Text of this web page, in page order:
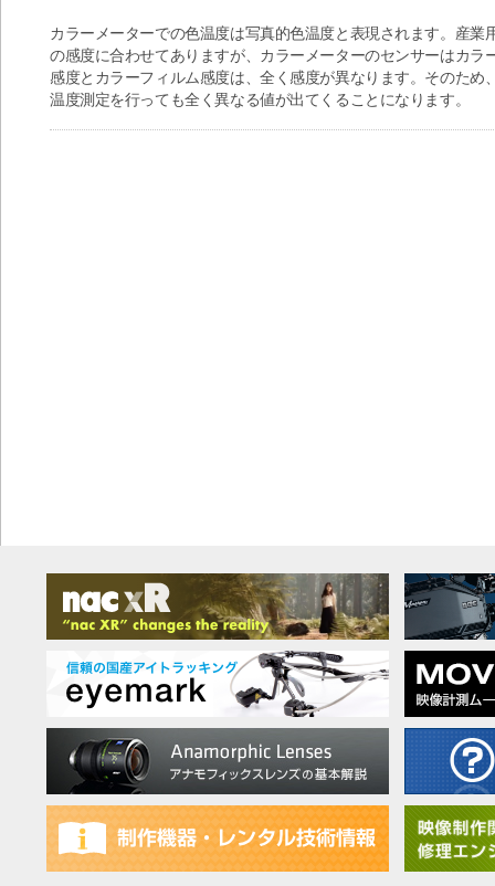
カラーメーターでの色温度は写真的色温度と表現されます。産
の感度に合わせてありますが、カラーメーターのセンサーはカ
感度とカラーフィルム感度は、全く感度が異なります。そのた
温度測定を行っても全く異なる値が出てくることになります。